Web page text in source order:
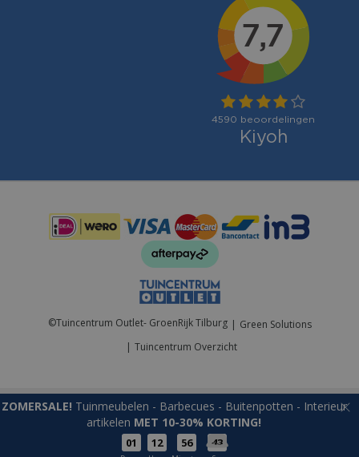
ZOMERSALE! Tuinmeubelen - Barbecues - Buitenpotten - Interieur
artikelen MET 10-30% KORTING!
01 12 56 43
©Tuincentrum Outlet- GroenRijk Tilburg
Green Solutions
Tuincentrum Overzicht